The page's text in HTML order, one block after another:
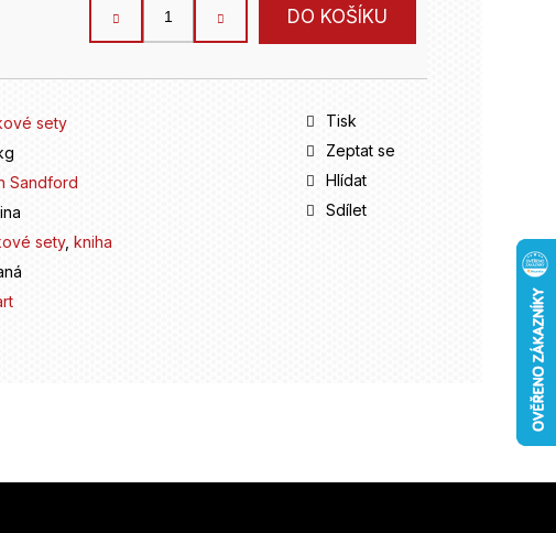
DO KOŠÍKU
sety
Sandford
sety,kniha
Tisk
Zeptat se
Hlídat
Sdílet